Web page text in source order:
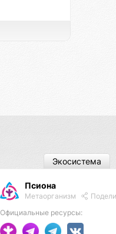
Псиона
Метаорганизм
Официальные ресурсы:
Экосистема